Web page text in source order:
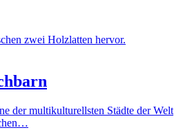
der multikulturellsten Städte der Welt